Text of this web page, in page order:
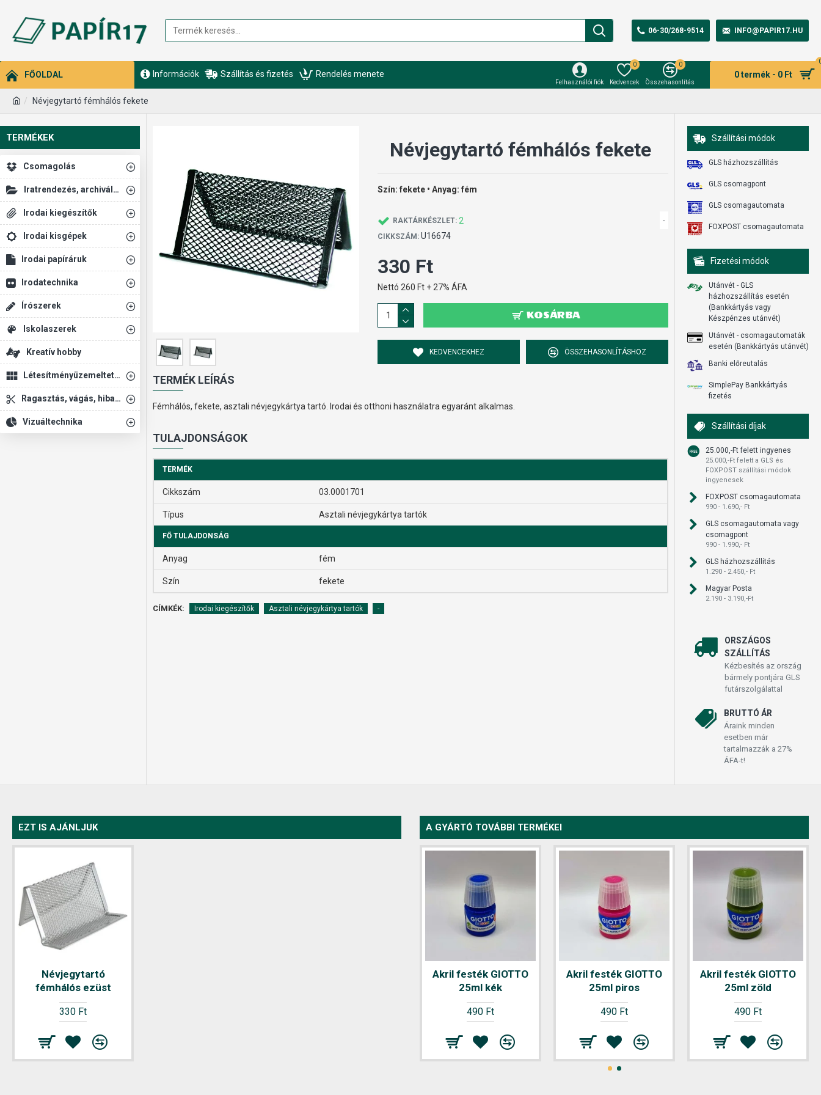
06-30/268-9514 INFO@PAPIR17.HU
FŐOLDAL Információk Szállítás és fizetés Rendelés menete
Felhasználói fiók Kedvencek
0
Összehasonlítás
0
0 termék - 0 Ft
Névjegytartó fémhálós fekete
TERMÉKEK
Csomagolás
Iratrendezés, archiválás
Irodai kiegészítők
Irodai kisgépek
Irodai papíráruk
Irodatechnika
Írószerek
Iskolaszerek
Kreatív hobby
Létesítményüzemeltetés
Ragasztás, vágás, hibajavítás
Vizuáltechnika
Névjegytartó fémhálós fekete
Szín: fekete • Anyag: fém
RAKTÁRKÉSZLET: 2
CIKKSZÁM: U16674
-
330 Ft
Nettó 260 Ft + 27% ÁFA
KOSÁRBA
KEDVENCEKHEZ ÖSSZEHASONLÍTÁSHOZ
TERMÉK LEÍRÁS
Fémhálós, fekete, asztali névjegykártya tartó. Irodai és otthoni használatra egyaránt alkalmas.
TULAJDONSÁGOK
TERMÉK
Cikkszám 03.0001701
Típus Asztali névjegykártya tartók
FŐ TULAJDONSÁG
Anyag fém
Szín fekete
CÍMKÉK: Irodai kiegészítők Asztali névjegykártya tartók -
Szállítási módok
GLS házhozszállítás
GLS csomagpont
GLS csomagautomata
FOXPOST csomagautomata
Fizetési módok
Utánvét - GLS
házhozszállítás esetén
(Bankkártyás vagy
Készpénzes utánvét)
Utánvét - csomagautomaták
esetén (Bankkártyás utánvét)
Banki előreutalás
SimplePay Bankkártyás
fizetés
Szállítási díjak
25.000,-Ft felett ingyenes
25.000,-Ft felett a GLS és
FOXPOST szállítási módok
ingyenesek
FOXPOST csomagautomata
990 - 1.690,- Ft
GLS csomagautomata vagy
csomagpont
990 - 1.990,- Ft
GLS házhozszállítás
1.290 - 2.450,- Ft
Magyar Posta
2.190 - 3.190,-Ft
ORSZÁGOS
SZÁLLÍTÁS
Kézbesítés az ország
bármely pontjára GLS
futárszolgálattal
BRUTTÓ ÁR
Áraink minden
esetben már
tartalmazzák a 27%
ÁFA-t!
EZT IS AJÁNLJUK
Névjegytartó
fémhálós ezüst
330 Ft
A GYÁRTÓ TOVÁBBI TERMÉKEI
Akril festék GIOTTO
25ml kék
490 Ft
Akril festék GIOTTO
25ml piros
490 Ft
Akril festék GIOTTO
25ml zöld
490 Ft